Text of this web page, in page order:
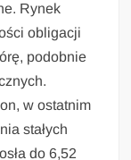
Rynek
obligacji
podobnie
w ostatnim
stałych
do 6,52